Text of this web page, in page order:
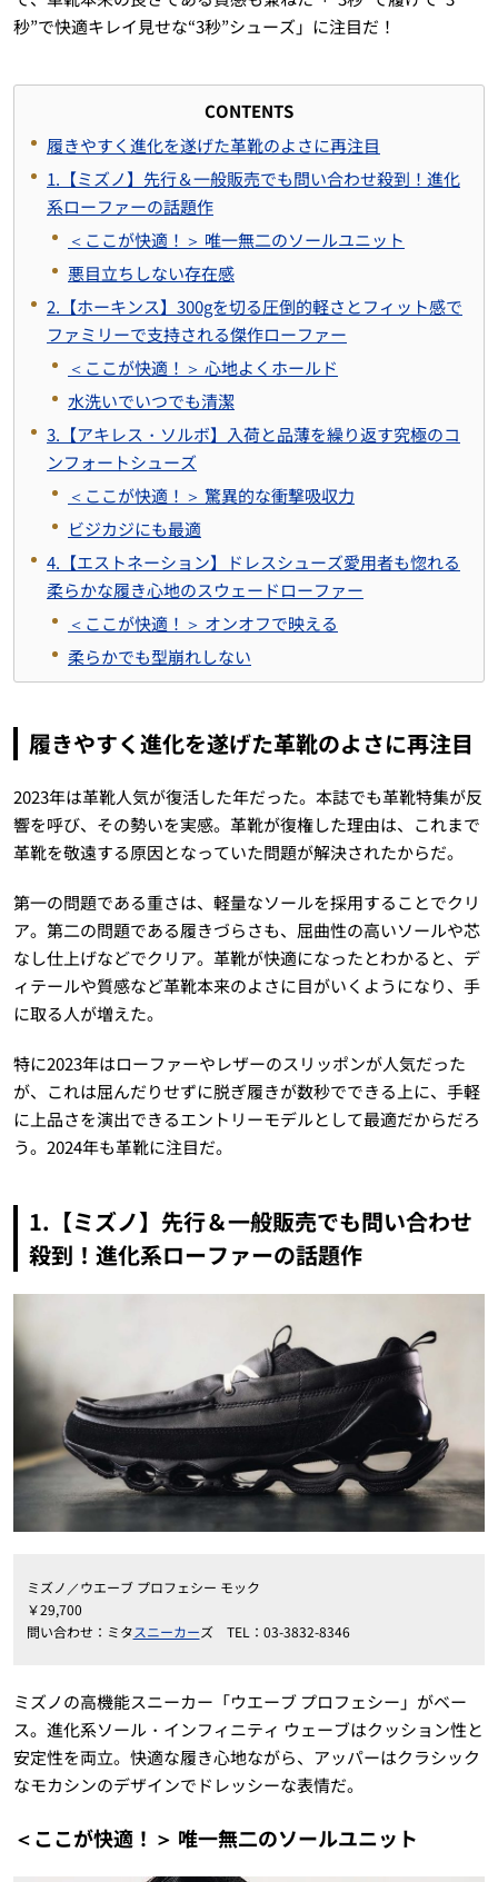
秒”で快適キレイ見せな“3秒”シューズ」に注目だ！
CONTENTS
履きやすく進化を遂げた革靴のよさに再注目
1.【ミズノ】先行＆一般販売でも問い合わせ殺到！進化
系ローファーの話題作
＜ここが快適！＞ 唯一無二のソールユニット
悪目立ちしない存在感
2.【ホーキンス】300gを切る圧倒的軽さとフィット感で
ファミリーで支持される傑作ローファー
＜ここが快適！＞ 心地よくホールド
水洗いでいつでも清潔
3.【アキレス・ソルボ】入荷と品薄を繰り返す究極のコ
ンフォートシューズ
＜ここが快適！＞ 驚異的な衝撃吸収力
ビジカジにも最適
4.【エストネーション】ドレスシューズ愛用者も惚れる
柔らかな履き心地のスウェードローファー
＜ここが快適！＞ オンオフで映える
柔らかでも型崩れしない
履きやすく進化を遂げた革靴のよさに再注目
2023年は革靴人気が復活した年だった。本誌でも革靴特集が反
響を呼び、その勢いを実感。革靴が復権した理由は、これまで
革靴を敬遠する原因となっていた問題が解決されたからだ。
第一の問題である重さは、軽量なソールを採用することでクリ
ア。第二の問題である履きづらさも、屈曲性の高いソールや芯
なし仕上げなどでクリア。革靴が快適になったとわかると、デ
ィテールや質感など革靴本来のよさに目がいくようになり、手
に取る人が増えた。
特に2023年はローファーやレザーのスリッポンが人気だった
が、これは屈んだりせずに脱ぎ履きが数秒でできる上に、手軽
に上品さを演出できるエントリーモデルとして最適だからだろ
う。2024年も革靴に注目だ。
1.【ミズノ】先行＆一般販売でも問い合わせ
殺到！進化系ローファーの話題作
ミズノ／ウエーブ プロフェシー モック
￥29,700
問い合わせ：ミタスニーカーズ TEL：03-3832-8346
ミズノの高機能スニーカー「ウエーブ プロフェシー」がベー
ス。進化系ソール・インフィニティ ウェーブはクッション性と
安定性を両立。快適な履き心地ながら、アッパーはクラシック
なモカシンのデザインでドレッシーな表情だ。
＜ここが快適！＞ 唯一無二のソールユニット